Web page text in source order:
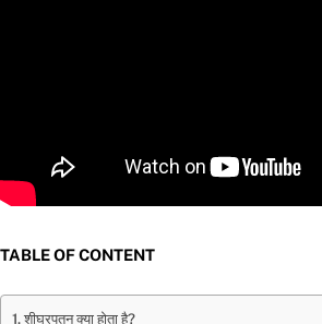
TABLE OF CONTENT
शीघ्रपतन क्या होता है?